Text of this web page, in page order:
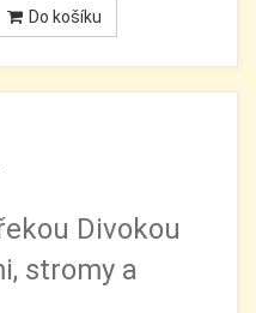
Do košíku
Divokou
stromy a